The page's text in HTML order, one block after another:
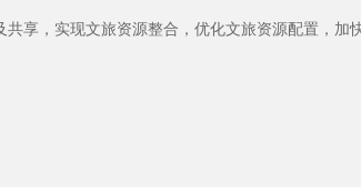
享，实现文旅资源整合，优化文旅资源配置，加